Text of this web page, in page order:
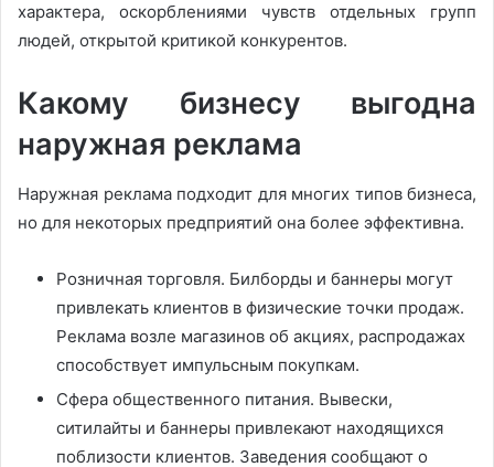
характера, оскорблениями чувств отдельных групп
людей, открытой критикой конкурентов.
Какому бизнесу выгодна
наружная реклама
Наружная реклама подходит для многих типов бизнеса,
но для некоторых предприятий она более эффективна.
Розничная торговля. Билборды и баннеры могут
привлекать клиентов в физические точки продаж.
Реклама возле магазинов об акциях, распродажах
способствует импульсным покупкам.
Сфера общественного питания. Вывески,
ситилайты и баннеры привлекают находящихся
поблизости клиентов. Заведения сообщают о